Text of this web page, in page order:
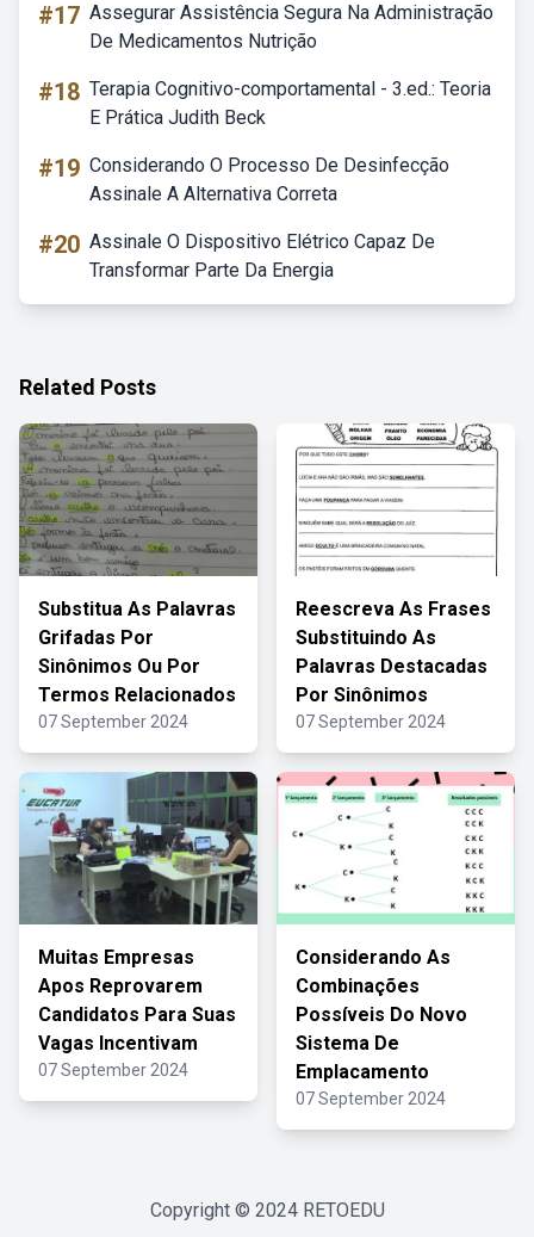
#17 Assegurar Assistência Segura Na Administração
De Medicamentos Nutrição
#18 Terapia Cognitivo-comportamental - 3.ed.: Teoria
E Prática Judith Beck
#19 Considerando O Processo De Desinfecção
Assinale A Alternativa Correta
#20 Assinale O Dispositivo Elétrico Capaz De
Transformar Parte Da Energia
Related Posts
Substitua As Palavras
Grifadas Por
Sinônimos Ou Por
Termos Relacionados
07 September 2024
Reescreva As Frases
Substituindo As
Palavras Destacadas
Por Sinônimos
07 September 2024
Muitas Empresas
Apos Reprovarem
Candidatos Para Suas
Vagas Incentivam
07 September 2024
Considerando As
Combinações
Possíveis Do Novo
Sistema De
Emplacamento
07 September 2024
Copyright © 2024 RETOEDU